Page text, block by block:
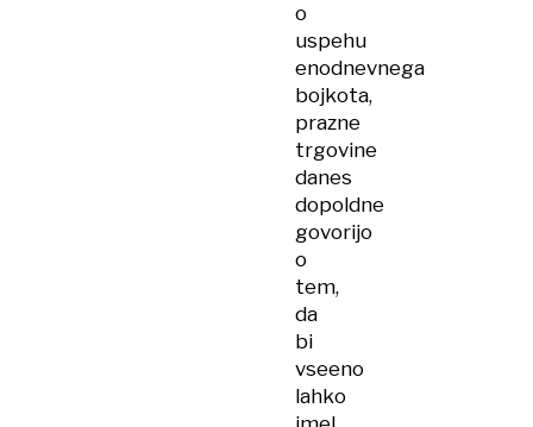
o
uspehu
enodnevnega
bojkota,
prazne
trgovine
danes
dopoldne
govorijo
o
tem,
da
bi
vseeno
lahko